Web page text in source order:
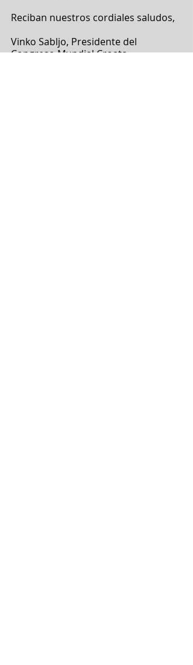
Reciban nuestros cordiales saludos,
Vinko Sabljo, Presidente del
Congreso Mundial Croata